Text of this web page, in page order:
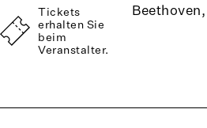
Tickets
erhalten Sie
beim
Veranstalter.